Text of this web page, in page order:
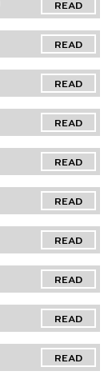
READ
READ
READ
READ
READ
READ
READ
READ
READ
READ